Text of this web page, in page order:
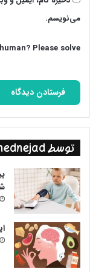
آزادی اجتماعی و
می زد.
شعارهایی که ماهیت
و نشان می دهد دولت
نژادی باشد.
می‌نویسم.
Please solve:
توسط drmotamednejad